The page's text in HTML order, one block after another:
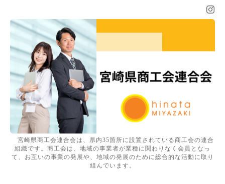
宮崎県商工会連合会は、県内35箇所に設置されている商工会の連合
組織です。商工会は、地域の事業者が業種に関わりなく会員となっ
て、お互いの事業の発展や、地域の発展のために総合的な活動に取り
組んでいます。